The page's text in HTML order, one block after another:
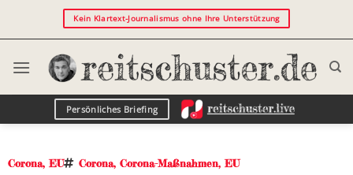
Kein Klartext-Journalismus ohne Ihre Unterstützung
Persönliches Briefing
Corona,EU Corona, Corona-Maßnahmen,EU